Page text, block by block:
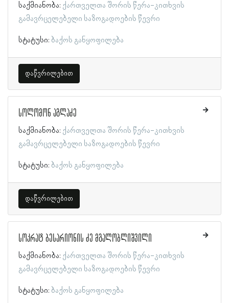
საქმიანობა: ქართველთა შორის წერა-კითხვის
გამავრცელებელი საზოგადოების წევრი
სტატუსი: ბაქოს განყოფილება
დაწვრილებით
სოლომონ აგლაძე
საქმიანობა: ქართველთა შორის წერა-კითხვის
გამავრცელებელი საზოგადოების წევრი
სტატუსი: ბაქოს განყოფილება
დაწვრილებით
სოკრატ ბესარიონის ძე მგალობლიშვილი
საქმიანობა: ქართველთა შორის წერა-კითხვის
გამავრცელებელი საზოგადოების წევრი
სტატუსი: ბაქოს განყოფილება